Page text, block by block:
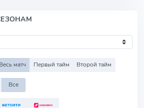
Весь матч Первый тайм Второй тайм
Все